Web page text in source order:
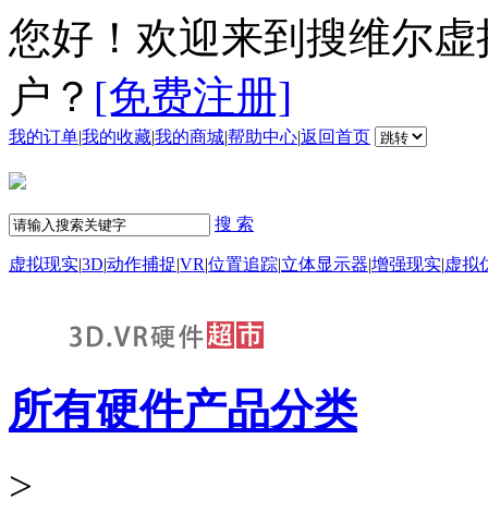
您好！欢迎来到搜维尔
户？ [免费注册]
我的订单|我的收藏|我的商城|帮助中心|返回首页
搜 索
虚拟现实|3D|动作捕捉|VR|位置追踪|立体显示器|增强现实|虚拟
所有硬件产品分类
>